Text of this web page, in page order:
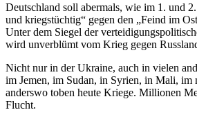
Deutschland soll abermals, wie im 1. und
und kriegstüchtig“ gegen den „Feind im
Unter dem Siegel der
wird unverblümt vom Krieg gegen
Nicht nur in der Ukraine, auch in vielen
im Jemen, im Sudan, in Syrien, in Mali, im
anderswo toben heute Kriege. Millionen
Flucht.